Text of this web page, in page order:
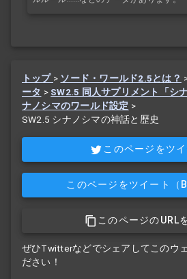
トップ > ソード・ワールド2.5とは？
ータ > SW2.5 同人サプリメント「シ
ナノシマのワールド設定 >
SW2.5 シナノシマの神話と歴史
このページをツイ
このページをツイート （
このページのURL
ぜひTwitterなどでシェアしてこのウ
ださい！